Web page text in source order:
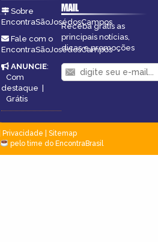
Sobre
EncontraSãoJosédosCampos
Fale com o
EncontraSãoJosédosCampos
ANUNCIE:
Com
destaque |
Grátis
MAIL
Receba grátis as
principais notícias,
dicas e promoções
Privacidade
Sitemap
pelo time do EncontraBrasil